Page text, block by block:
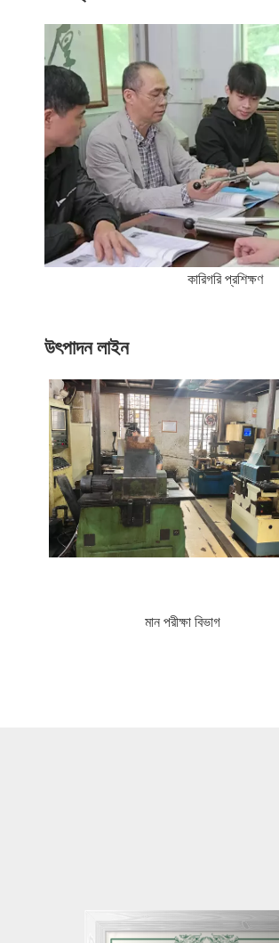
কারিগরি প্রশিক্ষণ
উৎপাদন লাইন